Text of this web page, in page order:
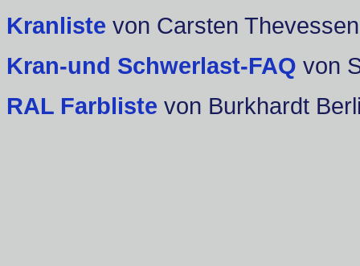
Kranliste von Carsten Thevessen
Kran-und Schwerlast-FAQ von
RAL Farbliste von Burkhardt